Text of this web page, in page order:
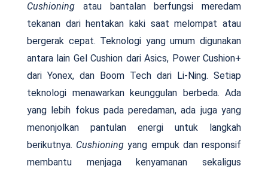
Cushioning atau bantalan berfungsi meredam
tekanan dari hentakan kaki saat melompat atau
bergerak cepat. Teknologi yang umum digunakan
antara lain Gel Cushion dari Asics, Power Cushion+
dari Yonex, dan Boom Tech dari Li-Ning. Setiap
teknologi menawarkan keunggulan berbeda. Ada
yang lebih fokus pada peredaman, ada juga yang
menonjolkan pantulan energi untuk langkah
berikutnya. Cushioning yang empuk dan responsif
membantu menjaga kenyamanan sekaligus